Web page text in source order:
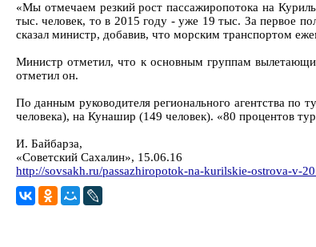
«Мы отмечаем резкий рост пассажиропотока на
тыс. человек, то в 2015 году - уже 19 тыс. За первое
сказал министр, добавив, что морским транспортом
Министр отметил, что к основным группам
отметил он.
По данным руководителя регионального агентства по
человека), на Кунашир (149 человек). «80 процентов
И. Байбарза,
«Советский Сахалин», 15.06.16
http://sovsakh.ru/passazhiropotok-na-kurilskie-ostrova-v-